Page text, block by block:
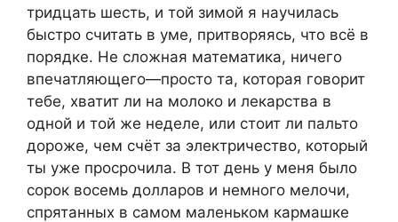
тридцать шесть, и той зимой я научилась
быстро считать в уме, притворяясь, что всё в
порядке. Не сложная математика, ничего
впечатляющего—просто та, которая говорит
тебе, хватит ли на молоко и лекарства в
одной и той же неделе, или стоит ли пальто
дороже, чем счёт за электричество, который
ты уже просрочила. В тот день у меня было
сорок восемь долларов и немного мелочи,
спрятанных в самом маленьком кармашке